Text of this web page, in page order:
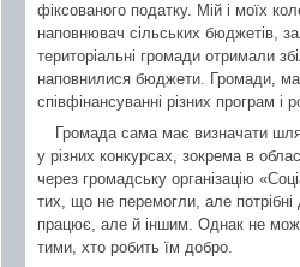
фіксованого податку. Мій і моїх
наповнювач сільських бюджетів,
територіальні громади отримали
наповнилися бюджети. Громади,
співфінансуванні різних програм і
Громада сама має визначати
у різних конкурсах, зокрема в
через громадську організацію
тих, що не перемогли, але
працює, але й іншим. Однак не
тими, хто робить їм добро.